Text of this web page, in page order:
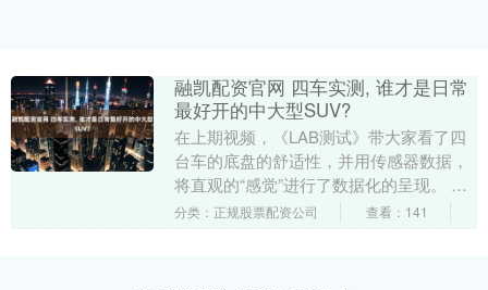
融凯配资官网 四车实测, 谁才是日常
最好开的中大型SUV?
在上期视频，《LAB测试》带大家看了四
台车的底盘的舒适性，并用传感器数据，
将直观的“感觉”进行了数据化的呈现。 这
一集，我们把镜头转向动态部分——同样
分类：正规股票配资公司 查看：141